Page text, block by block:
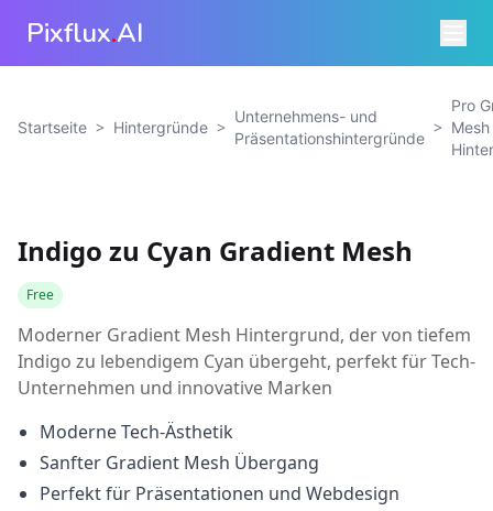
Pixflux.AI
Startseite > Hintergründe >
Unternehmens- und
Präsentationshintergründe
>
Pro
Mesh
Indigo zu Cyan Gradient Mesh
Free
Moderner Gradient Mesh Hintergrund, der von tiefem
Indigo zu lebendigem Cyan übergeht, perfekt für Tech-
Unternehmen und innovative Marken
Moderne Tech-Ästhetik
Sanfter Gradient Mesh Übergang
Perfekt für Präsentationen und Webdesign